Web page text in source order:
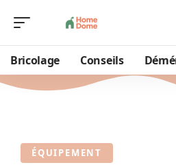
Bricolage Conseils
ÉQUIPEMENT